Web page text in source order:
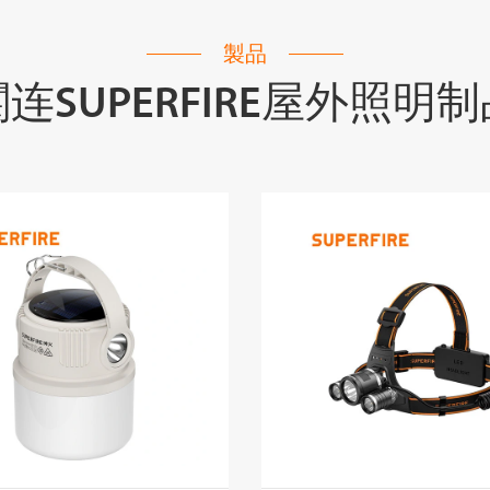
製品
SUPERFIRE屋外照明